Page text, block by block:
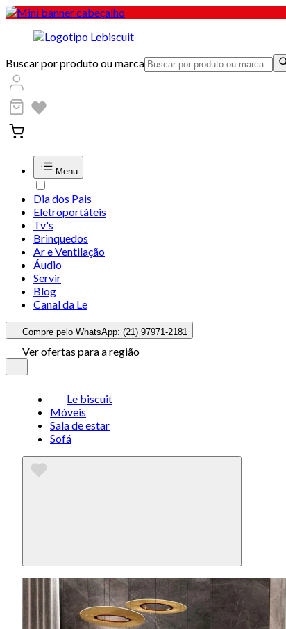
Buscar por produto ou marca
Menu
Dia dos Pais
Eletroportáteis
Tv's
Brinquedos
Ar e Ventilação
Áudio
Servir
Blog
Canal da Le
Compre pelo WhatsApp: (21) 97971-2181
Ver ofertas para a região
Le biscuit
Móveis
Sala de estar
Sofá